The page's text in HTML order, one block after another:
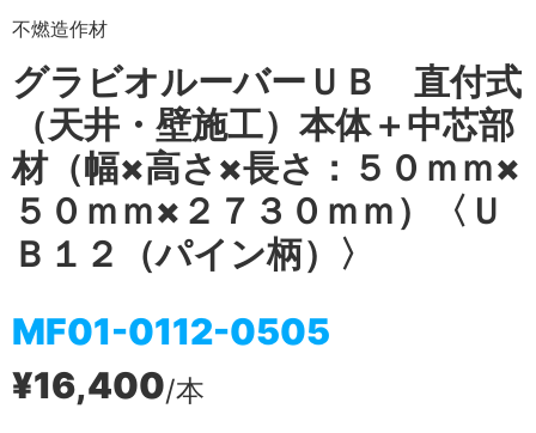
不燃造作材
グラビオルーバーＵＢ 直付式
（天井・壁施工）本体＋中芯部
材（幅×高さ×長さ：５０ｍｍ×
５０ｍｍ×２７３０ｍｍ）〈Ｕ
Ｂ１２（パイン柄）〉
MF01-0112-0505
¥16,400/本